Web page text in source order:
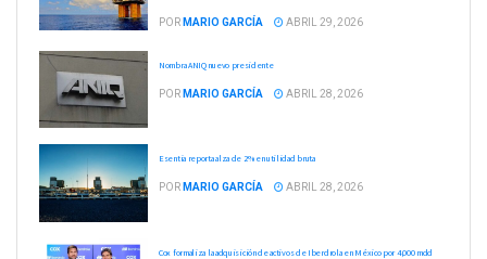
POR MARIO GARCÍA ABRIL 29, 2026
Nombra ANIQ nuevo presidente
POR MARIO GARCÍA ABRIL 28, 2026
Esentia reporta alza de 2% en utilidad bruta
POR MARIO GARCÍA ABRIL 28, 2026
Cox formaliza la adquisición de activos de Iberdrola en México por 4,000 mdd